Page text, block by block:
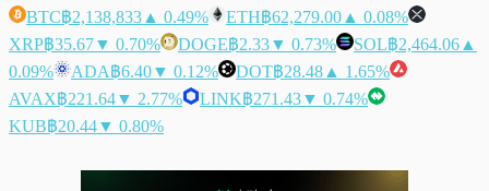
BTC฿2,138,833 ▲ 0.49% ETH฿62,279.00 ▲ 0.08%
XRP฿35.67▼ 0.70% DOGE฿2.33▼ 0.73% SOL฿2,464.06 ▲
0.09%
ADA฿6.40▼ 0.12% DOT฿28.48 ▲ 1.65%
AVAX฿221.64▼ 2.77% LINK฿271.43▼ 0.74%
KUB฿20.44▼ 0.80%